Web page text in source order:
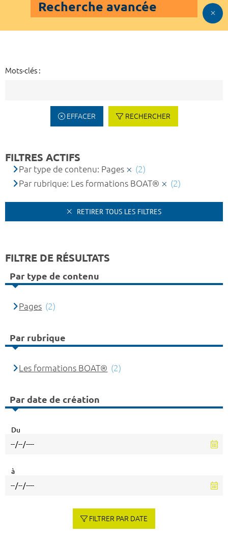
Recherche avancée
Mots-clés :
EFFACER RECHERCHER
FILTRES ACTIFS
Par type de contenu: Pages
(2)
Par rubrique: Les formations BOAT®
(2)
RETIRER TOUS LES FILTRES
FILTRE DE RÉSULTATS
Par type de contenu
Pages (2)
Par rubrique
Les formations BOAT® (2)
Par date de création
Du
à
FILTRER PAR DATE